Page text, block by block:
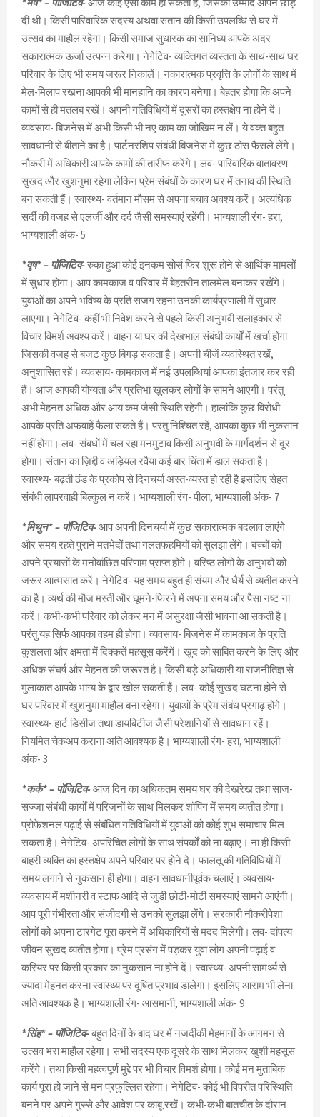
दी थी। किसी पारिवारिक सदस्य अथवा संतान की किसी उपलब्धि से घर में
उत्सव का माहौल रहेगा। किसी समाज सुधारक का सानिध्य आपके अंदर
सकारात्मक ऊर्जा उत्पन्न करेगा। नेगेटिव- व्यक्तिगत व्यस्तता के साथ-साथ घर
परिवार के लिए भी समय जरूर निकालें। नकारात्मक प्रवृत्ति के लोगों के साथ में
मेल-मिलाप रखना आपकी भी मानहानि का कारण बनेगा। बेहतर होगा कि अपने
कामों से ही मतलब रखें। अपनी गतिविधियों में दूसरों का हस्तक्षेप ना होने दें।
व्यवसाय- बिजनेस में अभी किसी भी नए काम का जोखिम न लें। ये वक्त बहुत
सावधानी से बीताने का है। पार्टनरशिप संबंधी बिजनेस में कुछ ठोस फैसले लेंगे।
नौकरी में अधिकारी आपके कामों की तारीफ करेंगे। लव- पारिवारिक वातावरण
सुखद और खुशनुमा रहेगा लेकिन प्रेम संबंधों के कारण घर में तनाव की स्थिति
बन सकती हैं। स्वास्थ्य- वर्तमान मौसम से अपना बचाव अवश्य करें। अत्यधिक
सर्दी की वजह से एलर्जी और दर्द जैसी समस्याएं रहेंगी। भाग्यशाली रंग- हरा,
भाग्यशाली अंक- 5
*वृष* – पॉजिटिव-रुका हुआ कोई इनकम सोर्स फिर शुरू होने से आर्थिक मामलों
में सुधार होगा। आप कामकाज व परिवार में बेहतरीन तालमेल बनाकर रखेंगे।
युवाओं का अपने भविष्य के प्रति सजग रहना उनकी कार्यप्रणाली में सुधार
लाएगा। नेगेटिव- कहीं भी निवेश करने से पहले किसी अनुभवी सलाहकार से
विचार विमर्श अवश्य करें। वाहन या घर की देखभाल संबंधी कार्यों में खर्चा होगा
जिसकी वजह से बजट कुछ बिगड़ सकता है। अपनी चीजें व्यवस्थित रखें,
अनुशासित रहें। व्यवसाय- कामकाज में नई उपलब्धियां आपका इंतजार कर रही
हैं। आज आपकी योग्यता और प्रतिभा खुलकर लोगों के सामने आएगी। परंतु
अभी मेहनत अधिक और आय कम जैसी स्थिति रहेगी। हालांकि कुछ विरोधी
आपके प्रति अफवाहें फैला सकते हैं। परंतु निश्चिंत रहें, आपका कुछ भी नुकसान
नहीं होगा। लव- संबंधों में चल रहा मनमुटाव किसी अनुभवी के मार्गदर्शन से दूर
होगा। संतान का ज़िद्दी व अड़ियल रवैया कई बार चिंता में डाल सकता है।
स्वास्थ्य- बढ़ती ठंड के प्रकोप से दिनचर्या अस्त-व्यस्त हो रही है इसलिए सेहत
संबंधी लापरवाही बिल्कुल न करें। भाग्यशाली रंग- पीला, भाग्यशाली अंक- 7
*मिथुन* – पॉजिटिव-आप अपनी दिनचर्या में कुछ सकारात्मक बदलाव लाएंगे
और समय रहते पुराने मतभेदों तथा गलतफहमियों को सुलझा लेंगे। बच्चों को
अपने प्रयासों के मनोवांछित परिणाम प्राप्त होंगे। वरिष्ठ लोगों के अनुभवों को
जरूर आत्मसात करें। नेगेटिव- यह समय बहुत ही संयम और धैर्य से व्यतीत करने
का है। व्यर्थ की मौज मस्ती और घूमने-फिरने में अपना समय और पैसा नष्ट ना
करें। कभी-कभी परिवार को लेकर मन में असुरक्षा जैसी भावना आ सकती है।
परंतु यह सिर्फ आपका वहम ही होगा। व्यवसाय- बिजनेस में कामकाज के प्रति
कुशलता और क्षमता में दिक्कतें महसूस करेंगें। खुद को साबित करने के लिए और
अधिक संघर्ष और मेहनत की जरूरत है। किसी बड़े अधिकारी या राजनीतिज्ञ से
मुलाकात आपके भाग्य के द्वार खोल सकती हैं। लव- कोई सुखद घटना होने से
घर परिवार में खुशनुमा माहौल बना रहेगा। युवाओं के प्रेम संबंध प्रगाढ़ होंगे।
स्वास्थ्य- हार्ट डिसीज तथा डायबिटीज जैसी परेशानियों से सावधान रहें।
नियमित चेकअप कराना अति आवश्यक है। भाग्यशाली रंग- हरा, भाग्यशाली
अंक- 3
*कर्क* – पॉजिटिव-आज दिन का अधिकतम समय घर की देखरेख तथा साज-
सज्जा संबंधी कार्यों में परिजनों के साथ मिलकर शॉपिंग में समय व्यतीत होगा।
प्रोफेशनल पढ़ाई से संबंधित गतिविधियों में युवाओं को कोई शुभ समाचार मिल
सकता है। नेगेटिव- अपरिचित लोगों के साथ संपर्कों को ना बढ़ाए। ना ही किसी
बाहरी व्यक्ति का हस्तक्षेप अपने परिवार पर होने दे। फालतू की गतिविधियों में
समय लगाने से नुकसान ही होगा। वाहन सावधानीपूर्वक चलाएं। व्यवसाय-
व्यवसाय में मशीनरी व स्टाफ आदि से जुड़ी छोटी-मोटी समस्याएं सामने आएंगी।
आप पूरी गंभीरता और संजीदगी से उनको सुलझा लेंगे। सरकारी नौकरीपेशा
लोगों को अपना टारगेट पूरा करने में अधिकारियों से मदद मिलेगी। लव- दांपत्य
जीवन सुखद व्यतीत होगा। प्रेम प्रसंग में पड़कर युवा लोग अपनी पढ़ाई व
करियर पर किसी प्रकार का नुकसान ना होने दें। स्वास्थ्य- अपनी सामर्थ्य से
ज्यादा मेहनत करना स्वास्थ्य पर दूषित प्रभाव डालेगा। इसलिए आराम भी लेना
अति आवश्यक है। भाग्यशाली रंग- आसमानी, भाग्यशाली अंक- 9
*सिंह* – पॉजिटिव-बहुत दिनों के बाद घर में नजदीकी मेहमानों के आगमन से
उत्सव भरा माहौल रहेगा। सभी सदस्य एक दूसरे के साथ मिलकर खुशी महसूस
करेंगे। तथा किसी महत्वपूर्ण मुद्दे पर भी विचार विमर्श होगा। कोई मन मुताबिक
कार्य पूरा हो जाने से मन प्रफुल्लित रहेगा। नेगेटिव- कोई भी विपरीत परिस्थिति
बनने पर अपने गुस्से और आवेश पर काबू रखें। कभी-कभी बातचीत के दौरान